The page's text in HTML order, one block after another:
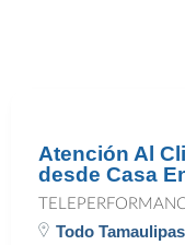
Atención Al
desde Casa
Todo Tamaulipas